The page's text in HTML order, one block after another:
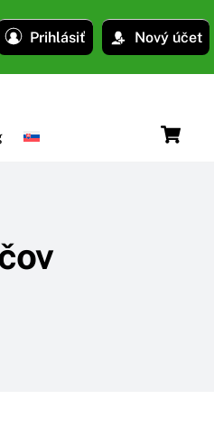
Prihlásiť Nový účet